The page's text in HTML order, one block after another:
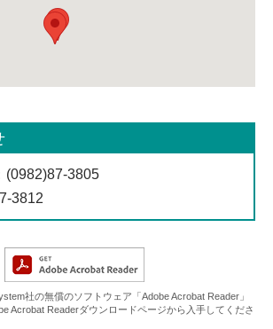
(0982)87-3805
3812
社の無償のソフトウェア「Adobe Acrobat Reader」
Acrobat Readerダウンロードページから入手してくださ